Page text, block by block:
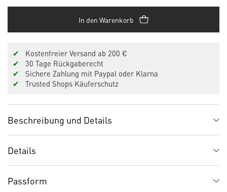
In den Warenkorb
✔
Kostenfreier Versand ab 200 €
✔
30 Tage Rückgaberecht
✔
Sichere Zahlung mit Paypal oder Klarna
✔
Trusted Shops Käuferschutz
Beschreibung und Details
Details
Passform